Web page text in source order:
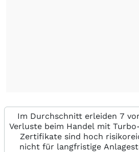
Im Durchschnitt erleiden 7
Verluste beim Handel mit
Zertifikate sind hoch
nicht für langfristige